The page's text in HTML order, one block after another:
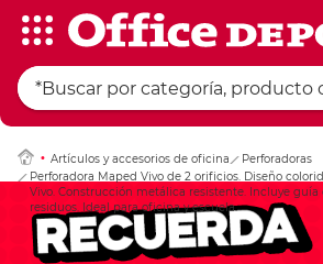
Artículos y accesorios de oficina
Perforadoras
Perforadora Maped Vivo de 2 orificios. Diseño
Vivo. Construcción metálica resistente. Incluye
residuos. Ideal para oficina y escuela.